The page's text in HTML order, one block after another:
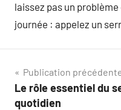
laissez pas un
journée : appelez un
Navigation
de
Publication
Le rôle essentiel du
quotidien